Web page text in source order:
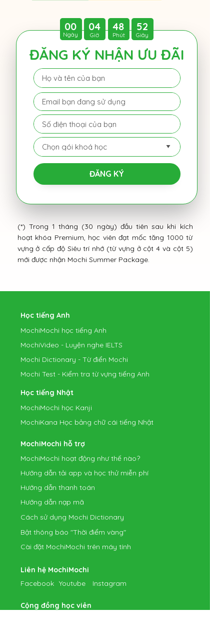
ĐĂNG KÝ NHẬN ƯU ĐÃI
ĐĂNG KÝ
00 04 48 52
Ngày Giờ Phút Giây
(*) Trong 1 tháng (30 ngày) đầu tiên sau khi kích
hoạt khóa Premium, học viên đạt mốc tăng 1000 từ
vựng ở cấp độ Siêu trí nhớ (từ vựng ở cột 4 và cột 5)
mới được nhận Mochi Summer Package.
Liên hệ MochiMochi
Facebook Youtube Instagram
MochiMochi học Kanji
MochiKana Học bảng chữ cái tiếng Nhật
Học tiếng Nhật
MochiMochi học tiếng Anh
Mochi Dictionary - Từ điển Mochi
Học tiếng Anh
MochiVideo - Luyện nghe IELTS
Mochi Test - Kiểm tra từ vựng tiếng Anh
MochiMochi hỗ trợ
MochiMochi hoạt động như thế nào?
Hướng dẫn tải app và học thử miễn phí
Hướng dẫn thanh toán
Hướng dẫn nạp mã
Cách sử dụng Mochi Dictionary
Bật thông báo "Thời điểm vàng"
Cài đặt MochiMochi trên máy tính
Cộng đồng học viên